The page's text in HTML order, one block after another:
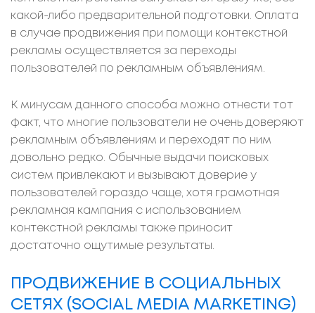
какой-либо предварительной подготовки. Оплата
в случае продвижения при помощи контекстной
рекламы осуществляется за переходы
пользователей по рекламным объявлениям.
К минусам данного способа можно отнести тот
факт, что многие пользователи не очень доверяют
рекламным объявлениям и переходят по ним
довольно редко. Обычные выдачи поисковых
систем привлекают и вызывают доверие у
пользователей гораздо чаще, хотя грамотная
рекламная кампания с использованием
контекстной рекламы также приносит
достаточно ощутимые результаты.
ПРОДВИЖЕНИЕ В СОЦИАЛЬНЫХ
СЕТЯХ (SOCIAL MEDIA MARKETING)